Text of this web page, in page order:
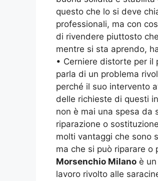
questo che lo si deve
professionali, ma con
di rivendere piuttosto
mentre si sta aprendo,
• Cerniere distorte per il
parla di un problema
perché il suo intervento
delle richieste di questi
non è mai una spesa da
riparazione o
molti vantaggi che sono
ma che si può riparare
Morsenchio Milano è
lavoro rivolto alle